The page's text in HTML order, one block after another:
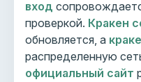
вход
проверкой. Кракен
обновляется, а
распределенную
официальный сайт